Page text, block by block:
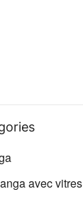
avec vitres